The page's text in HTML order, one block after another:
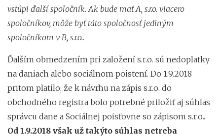
vstúpi ďalší spoločník. Ak bude mať A, s.r.o. viacero
spoločníkov, môže byť táto spoločnosť jediným
spoločníkom v B, s.r.o..
Ďalším obmedzením pri založení s.r.o. sú nedoplatky
na daniach alebo sociálnom poistení. Do 1.9.2018
pritom platilo, že k návrhu na zápis s.r.o. do
obchodného registra bolo potrebné priložiť aj súhlas
správcu dane a Sociálnej poisťovne so zápisom s.r.o..
Od 1.9.2018 však už takýto súhlas netreba